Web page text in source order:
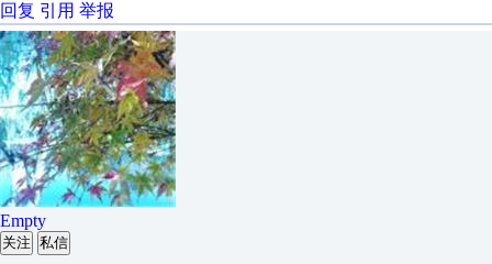
回复 引用 举报
Empty
关注 私信